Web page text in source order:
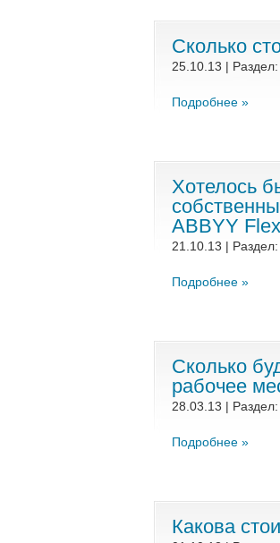
Сколько
25.10.13 | Раздел:
Подробнее »
Хотелось
ABBYY
21.10.13 | Раздел:
Подробнее »
Сколько
рабочее
28.03.13 | Раздел:
Подробнее »
Какова